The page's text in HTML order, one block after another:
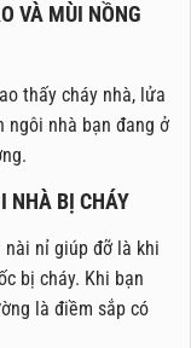
VÀ MÙI NỒNG
thấy cháy nhà, lửa
ngôi nhà bạn đang ở
NHÀ BỊ CHÁY
nài nỉ giúp đỡ là khi
bị cháy. Khi bạn
là điềm sắp có